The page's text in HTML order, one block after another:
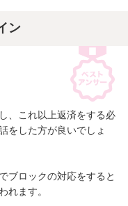
ン
、これ以上返済をする必
をした方が良いでしょ
ブロックの対応をすると
れます。